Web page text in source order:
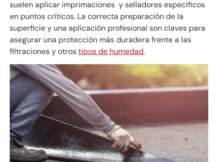
suelen aplicar imprimaciones y selladores específicos
en puntos críticos. La correcta preparación de la
superficie y una aplicación profesional son claves para
asegurar una protección más duradera frente a las
filtraciones y otrostipos de humedad.